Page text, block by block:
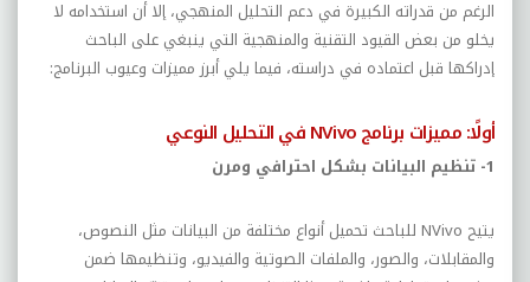
الرغم من قدراته الكبيرة في دعم التحليل المنهجي، إلا أن استخدامه لا
يخلو من بعض القيود التقنية والمنهجية التي ينبغي على الباحث
إدراكها قبل اعتماده في دراسته، فيما يلي أبرز مميزات وعيوب البرنامج:
أولًا: مميزات برنامجNVivoفي التحليل النوعي
1- تنظيم البيانات بشكل احترافي ومرن
يتيح NVivo للباحث تحميل أنواع مختلفة من البيانات مثل النصوص،
والمقابلات، والصور، والملفات الصوتية والفيديو، وتنظيمها ضمن